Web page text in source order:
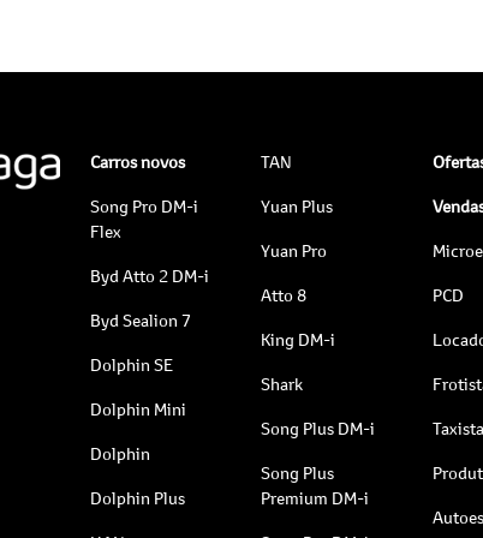
Carros novos
Song Pro DM-i
Flex
Byd Atto 2 DM-i
Byd Sealion 7
Dolphin SE
Dolphin Mini
Dolphin
Dolphin Plus
TAN
Yuan Plus
Yuan Pro
Atto 8
King DM-i
Shark
Song Plus DM-i
Song Plus
Premium DM-i
PCD